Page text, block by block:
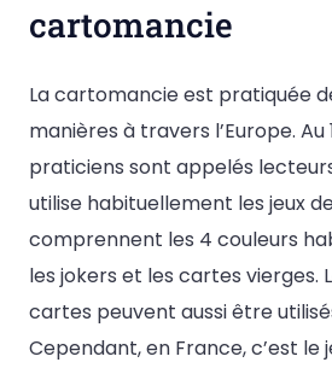
cartomancie
La cartomancie est pratiquée
manières à travers l’Europe. Au
praticiens sont appelés
utilise habituellement les jeux
comprennent les 4 couleurs
les jokers et les cartes vierges.
cartes peuvent aussi être
Cependant, en France, c’est le